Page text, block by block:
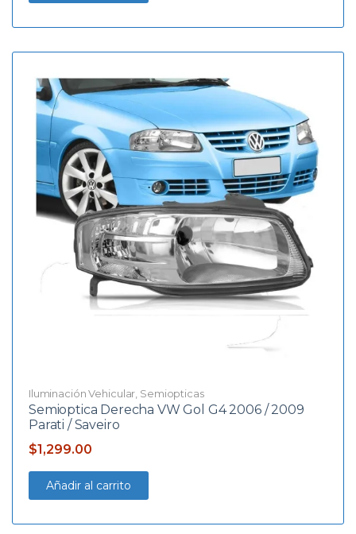
Iluminación Vehicular Semiopticas
Semioptica Derecha VW Gol G4 2006 / 2009
Parati / Saveiro
$1,299.00
Añadir al carrito